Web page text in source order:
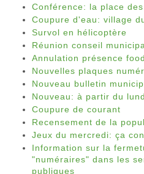
Conférence: la place
Coupure d'eau: village
Survol en hélicoptère
Réunion conseil
Annulation présence
Nouvelles plaques
Nouveau bulletin
Nouveau: à partir du
Coupure de courant
Recensement de la
Jeux du mercredi: ça
Information sur la
"numéraires" dans les
publiques